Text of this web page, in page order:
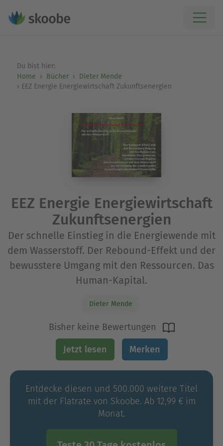
Du bist hier:
Home
Bücher
Dieter Mende
EEZ Energie Energiewirtschaft Zukunftsenergien
EEZ Energie Energiewirtschaft
Zukunftsenergien
Der schnelle Einstieg in die Energiewende mit
dem Wasserstoff. Der Rebound-Effekt und der
bewusstere Umgang mit den Ressourcen. Das
Human-Kapital.
Dieter Mende
Bisher keine Bewertungen
Jetzt lesen Merken
Entdecke diesen und 500.000 weitere Titel
mit der Flatrate von Skoobe. Ab 12,99 € im
Monat.